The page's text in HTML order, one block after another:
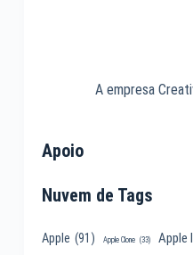
A empresa
Apoio
Nuvem de Tags
Apple (91) Apple Clone (33) Apple